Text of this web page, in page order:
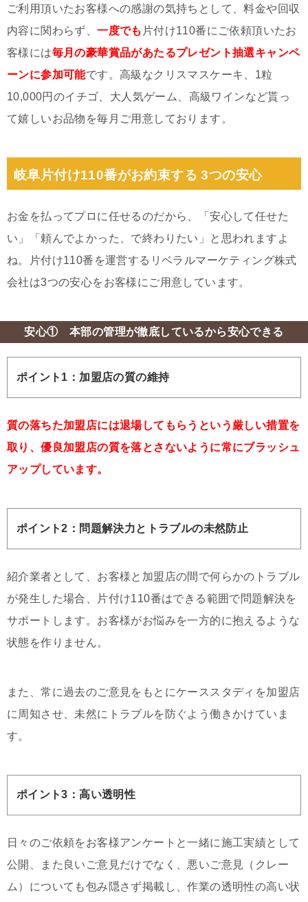
ご利用頂いたお客様への感謝の気持ちとして、料金や回収
内容に関わらず、一度でも 片付け110番にご依頼頂いたお
客様には毎月の豪華賞品があたるプレゼント抽選キャンペ
ーンに参加可能です。高級なクリスマスケーキ、1粒
10,000円のイチゴ、大人気ゲーム、高級ワインなど貰っ
て嬉しいお品物を毎月ご用意しております。
岐阜片付け110番がお約束する 3つの安心
お金を払ってプロに任せるのだから、「安心して任せた
い」「頼んでよかった、で終わりたい」と思われますよ
ね。片付け110番を運営するリベラルマーケティング株式
会社は3つの安心をお客様にご用意しています。
安心① 本部の管理が徹底しているから安心できる
ポイント1：加盟店の質の維持
質の落ちた加盟店には退場してもらうという厳しい措置を
取り、優良加盟店の質を落とさないように常にブラッシュ
アップしています。
ポイント2：問題解決力とトラブルの未然防止
紹介業者として、お客様と加盟店の間で何らかのトラブル
が発生した場合、片付け110番はできる範囲で問題解決を
サポートします。お客様がお悩みを一方的に抱えるような
状態を作りません。
また、常に過去のご意見をもとにケーススタディを加盟店
に周知させ、未然にトラブルを防ぐよう働きかけていま
す。
ポイント3：高い透明性
日々のご依頼をお客様アンケートと一緒に施工実績として
公開、また良いご意見だけでなく、悪いご意見（クレー
ム）についても包み隠さず掲載し、作業の透明性の高い状